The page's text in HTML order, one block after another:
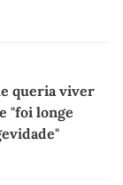
queria viver
"foi longe